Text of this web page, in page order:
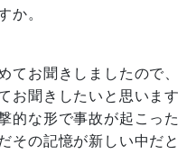
か。
お聞きしましたので、
お聞きしたいと思います
的な形で事故が起こった
その記憶が新しい中だと